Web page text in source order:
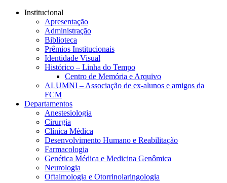
Conteúdo principal
Institucional
Apresentação
Administração
Biblioteca
Prêmios Institucionais
Identidade Visual
Histórico – Linha do Tempo
Centro de Memória e Arquivo
ALUMNI – Associação de ex-alunos e amigos da
FCM
Departamentos
Anestesiologia
Cirurgia
Clínica Médica
Desenvolvimento Humano e Reabilitação
Farmacologia
Genética Médica e Medicina Genômica
Neurologia
Oftalmologia e Otorrinolaringologia